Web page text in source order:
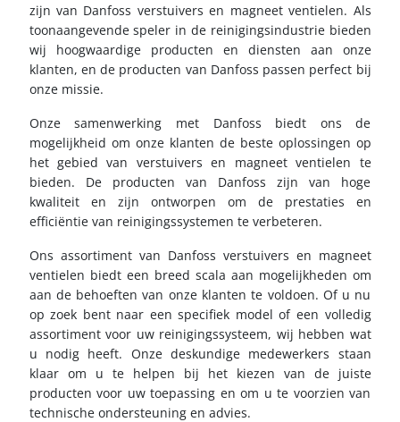
zijn van Danfoss verstuivers en magneet ventielen. Als
toonaangevende speler in de reinigingsindustrie bieden
wij hoogwaardige producten en diensten aan onze
klanten, en de producten van Danfoss passen perfect bij
onze missie.
Onze samenwerking met Danfoss biedt ons de
mogelijkheid om onze klanten de beste oplossingen op
het gebied van verstuivers en magneet ventielen te
bieden. De producten van Danfoss zijn van hoge
kwaliteit en zijn ontworpen om de prestaties en
efficiëntie van reinigingssystemen te verbeteren.
Ons assortiment van Danfoss verstuivers en magneet
ventielen biedt een breed scala aan mogelijkheden om
aan de behoeften van onze klanten te voldoen. Of u nu
op zoek bent naar een specifiek model of een volledig
assortiment voor uw reinigingssysteem, wij hebben wat
u nodig heeft. Onze deskundige medewerkers staan
klaar om u te helpen bij het kiezen van de juiste
producten voor uw toepassing en om u te voorzien van
technische ondersteuning en advies.